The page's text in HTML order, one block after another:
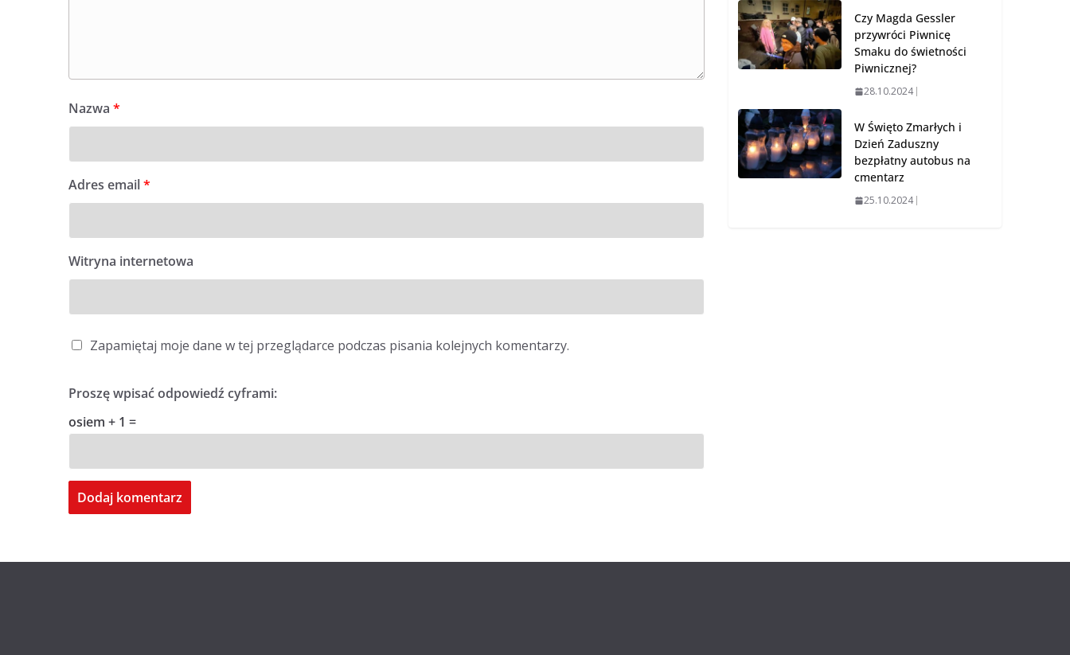
Nazwa *
Adres email*
Witryna internetowa
Zapamiętaj moje dane w tej przeglądarce podczas pisania kolejnych komentarzy.
Proszę wpisać odpowiedź cyframi:
osiem + 1 =
Czy Magda Gessler
przywróci Piwnicę
Smaku do świetności
Piwnicznej?
28.10.2024
W Święto Zmarłych i
Dzień Zaduszny
bezpłatny autobus na
cmentarz
25.10.2024